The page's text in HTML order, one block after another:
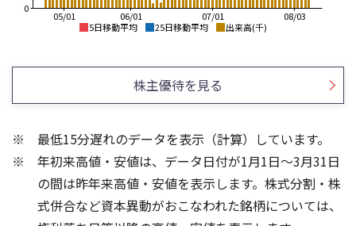
5日移動平均 25日移動平均 出来高(千)
08/03
07/01
06/01
05/01
0
400
450
550
600
200
300
500
600
1,000
株主優待を見る
最低15分遅れのデータを表示（計算）しています。
年初来高値・安値は、データ日付が1月1日～3月31日
の間は昨年来高値・安値を表示します。株式分割・株
式併合など資本異動がおこなわれた銘柄については、